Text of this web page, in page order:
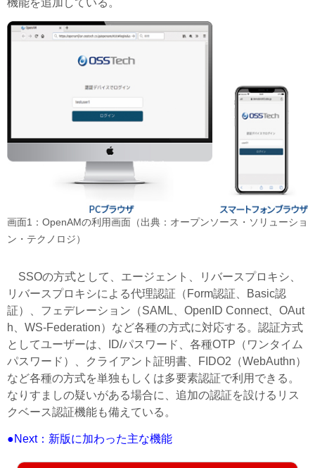
機能を追加している。
画面1：OpenAMの利用画面（出典：オープンソース・ソリューショ
ン・テクノロジ）
SSOの方式として、エージェント、リバースプロキシ、
リバースプロキシによる代理認証（Form認証、Basic認
証）、フェデレーション（SAML、OpenID Connect、OAut
h、WS-Federation）など各種の方式に対応する。認証方式
としてユーザーは、ID/パスワード、各種OTP（ワンタイム
パスワード）、クライアント証明書、FIDO2（WebAuthn）
など各種の方式を単独もしくは多要素認証で利用できる。
なりすましの疑いがある場合に、追加の認証を設けるリス
クベース認証機能も備えている。
●Next：新版に加わった主な機能